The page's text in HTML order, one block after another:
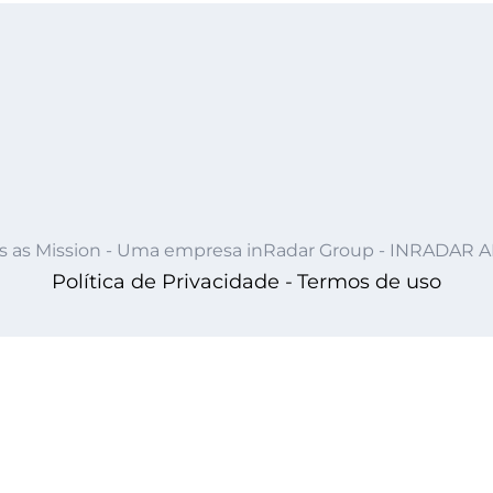
as Mission - Uma empresa inRadar Group - INRADAR
Política de Privacidade - Termos de uso